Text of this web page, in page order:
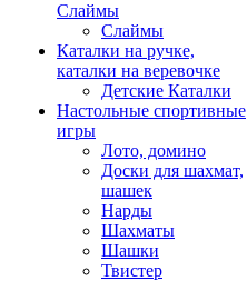
Слаймы
Слаймы
Каталки на ручке,
каталки на веревочке
Детские Каталки
Настольные спортивные
игры
Лото, домино
Доски для шахмат,
шашек
Нарды
Шахматы
Шашки
Твистер